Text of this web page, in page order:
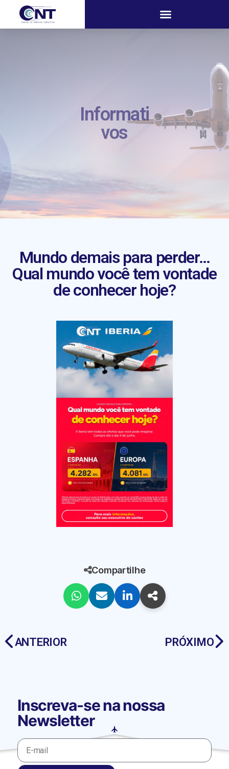
Informati
vos
Mundo demais para perder…
Qual mundo você tem vontade
de conhecer hoje?
Compartilhe
ANTERIOR PRÓXIMO
Inscreva-se na nossa
Newsletter